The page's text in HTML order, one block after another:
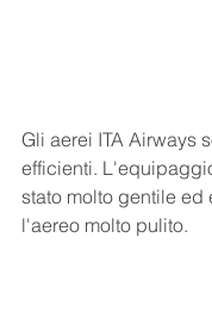
Gli aerei ITA Airways
efficienti.
stato molto gentile ed
l'aereo molto pulito.